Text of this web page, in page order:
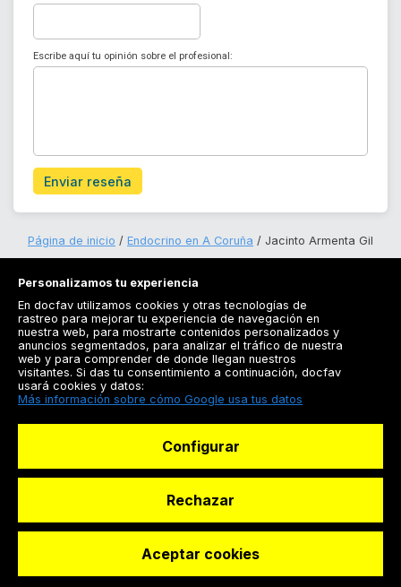
Solicitar reserva
Escribe aquí tu opinión sobre el profesional:
Enviar reseña
Página de inicio Endocrino en A Coruña Jacinto Armenta Gil
Registrarse
Docfav
© Dashboard Technologies S.L
Personalizamos tu experiencia
En docfav utilizamos cookies y otras tecnologías de
rastreo para mejorar tu experiencia de navegación en
nuestra web, para mostrarte contenidos personalizados y
anuncios segmentados, para analizar el tráfico de nuestra
web y para comprender de donde llegan nuestros
visitantes. Si das tu consentimiento a continuación, docfav
usará cookies y datos:
Más información sobre cómo Google usa tus datos
Configurar
Rechazar
Aceptar cookies